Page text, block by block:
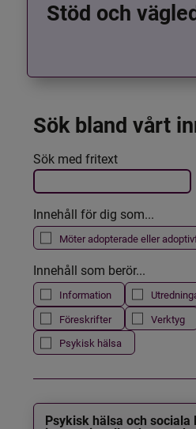
Stöd och
Sök bland vårt
Filtrera resultatet
Det här formuläret postas
Sök med fritext
Innehåll för dig som...
Möter adopterade eller
Innehåll som berör...
Information
Föreskrifter
Verktyg
Psykisk hälsa
Psykisk hälsa och